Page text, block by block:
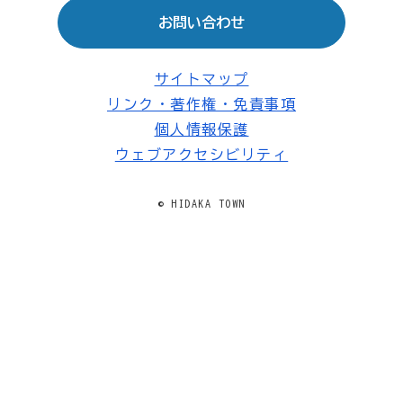
お問い合わせ
サイトマップ
リンク・著作権・免責事項
個人情報保護
ウェブアクセシビリティ
© HIDAKA TOWN